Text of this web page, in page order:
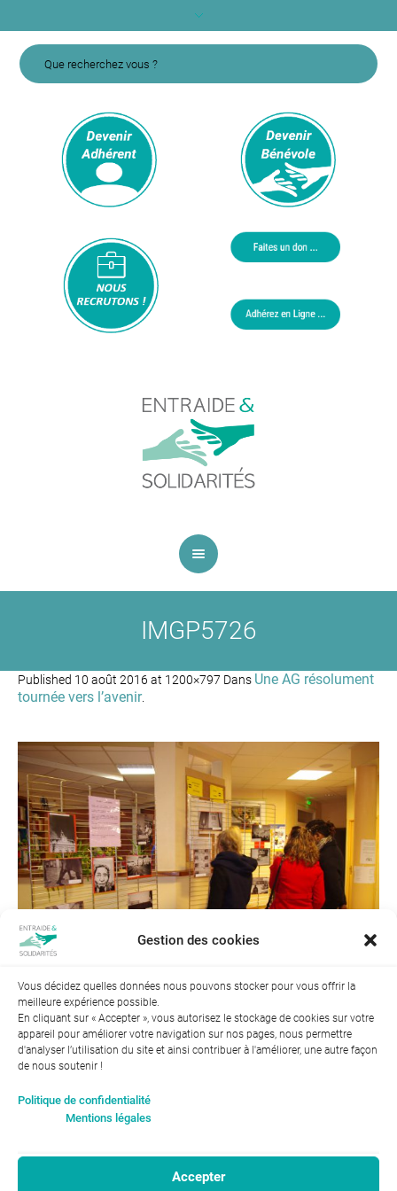
Gestion des cookies
Vous décidez quelles données nous pouvons stocker pour vous offrir la
meilleure expérience possible.
En cliquant sur « Accepter », vous autorisez le stockage de cookies sur votre
appareil pour améliorer votre navigation sur nos pages, nous permettre
d'analyser l’utilisation du site et ainsi contribuer à l'améliorer, une autre façon
de nous soutenir !
Politique de confidentialité
Mentions légales
Accepter
IMGP5726
Published 10 août 2016 at 1200×797 Dans Une AG résolument
tournée vers l’avenir.
femmes : 94